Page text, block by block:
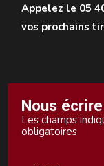
Appelez le 05
vos prochains
Nous écrire
Les champs
obligatoires